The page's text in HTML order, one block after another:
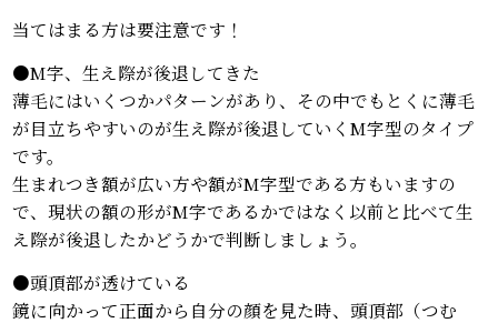
当てはまる方は要注意です！
●M字、生え際が後退してきた
薄毛にはいくつかパターンがあり、その中でもとくに薄毛
が目立ちやすいのが生え際が後退していくM字型のタイプ
です。
生まれつき額が広い方や額がM字型である方もいますの
で、現状の額の形がM字であるかではなく以前と比べて生
え際が後退したかどうかで判断しましょう。
●頭頂部が透けている
鏡に向かって正面から自分の顔を見た時、頭頂部（つむ